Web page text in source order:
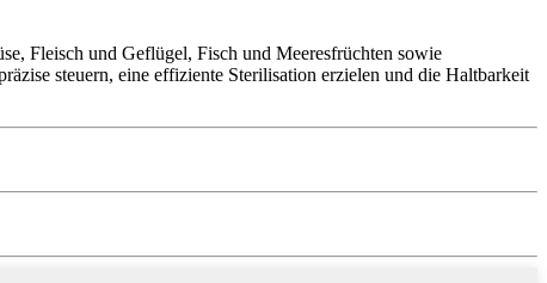
Fleisch und Geflügel, Fisch und Meeresfrüchten sowie
steuern, eine effiziente Sterilisation erzielen und die Haltbarkeit